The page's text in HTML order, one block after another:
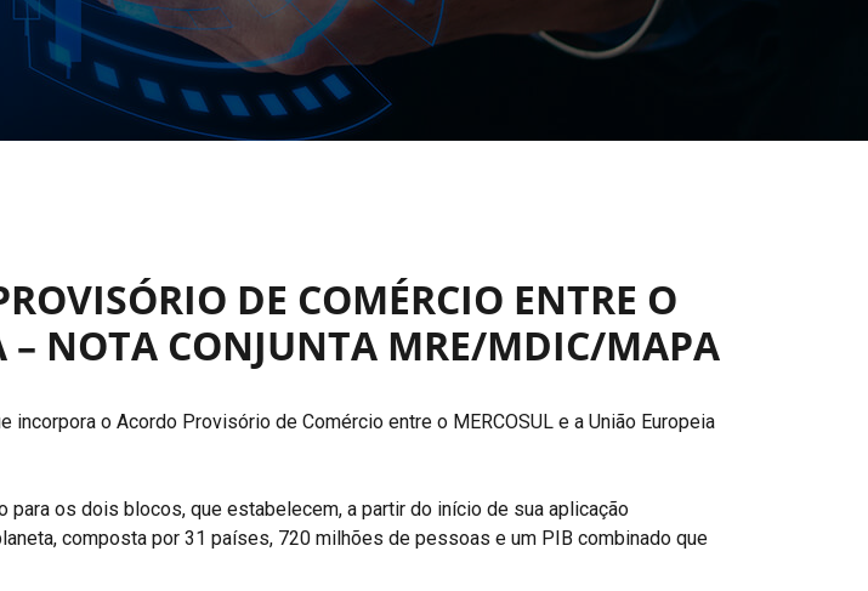
DE COMÉRCIO ENTRE O
– NOTA CONJUNTA MRE/MDIC/MAPA
incorpora o Acordo Provisório de Comércio entre o MERCOSUL e a União Europeia
os dois blocos, que estabelecem, a partir do início de sua aplicação
composta por 31 países, 720 milhões de pessoas e um PIB combinado que